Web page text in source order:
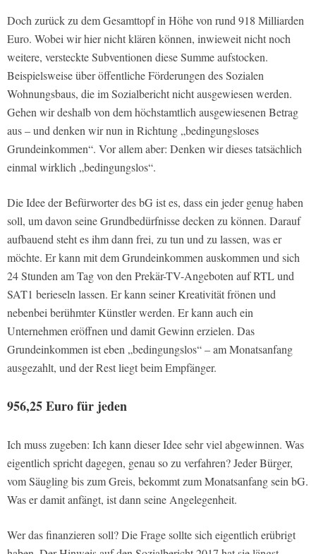
Doch zurück zu dem Gesamttopf in Höhe von rund 918 Milliarden
Euro. Wobei wir hier nicht klären können, inwieweit nicht noch
weitere, versteckte Subventionen diese Summe aufstocken.
Beispielsweise über öffentliche Förderungen des Sozialen
Wohnungsbaus, die im Sozialbericht nicht ausgewiesen werden.
Gehen wir deshalb von dem höchstamtlich ausgewiesenen Betrag
aus – und denken wir nun in Richtung „bedingungsloses
Grundeinkommen“. Vor allem aber: Denken wir dieses tatsächlich
einmal wirklich „bedingungslos“.
Die Idee der Befürworter des bG ist es, dass ein jeder genug haben
soll, um davon seine Grundbedürfnisse decken zu können. Darauf
aufbauend steht es ihm dann frei, zu tun und zu lassen, was er
möchte. Er kann mit dem Grundeinkommen auskommen und sich
24 Stunden am Tag von den Prekär-TV-Angeboten auf RTL und
SAT1 berieseln lassen. Er kann seiner Kreativität frönen und
nebenbei berühmter Künstler werden. Er kann auch ein
Unternehmen eröffnen und damit Gewinn erzielen. Das
Grundeinkommen ist eben „bedingungslos“ – am Monatsanfang
ausgezahlt, und der Rest liegt beim Empfänger.
956,25 Euro für jeden
Ich muss zugeben: Ich kann dieser Idee sehr viel abgewinnen. Was
eigentlich spricht dagegen, genau so zu verfahren? Jeder Bürger,
vom Säugling bis zum Greis, bekommt zum Monatsanfang sein bG.
Was er damit anfängt, ist dann seine Angelegenheit.
Wer das finanzieren soll? Die Frage sollte sich eigentlich erübrigt